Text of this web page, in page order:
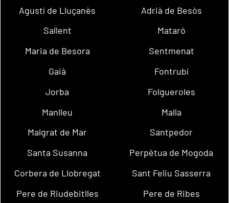
Agustí de Lluçanès
Adrià de Besòs
Sallent
Mataró
Maria de Besora
Sentmenat
Gaià
Fontrubí
Jorba
Folgueroles
Manlleu
Malla
Malgrat de Mar
Santpedor
Santa Susanna
Perpètua de Mogoda
Corbera de Llobregat
Sant Feliu Sasserra
Pere de Riudebitlles
Pere de Ribes